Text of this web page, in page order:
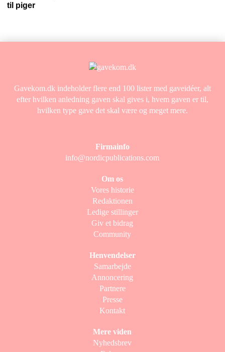
til piger
Gavekom.dk indeholder flere end 100 lister med gaveidéer, alt
efter hvilken anledning gaven skal gives i, hvem gaven er til,
hvilken type gave det skal være og meget mere.
Firmainfo
info@nordicpublications.com
Om os
Vores historie
Redaktionen
Ledige stillinger
Giv et bidrag
Community
Henvendelser
Samarbejde
Annoncering
Partnere
Presse
Kontakt
Mere viden
Nyhedsbrev